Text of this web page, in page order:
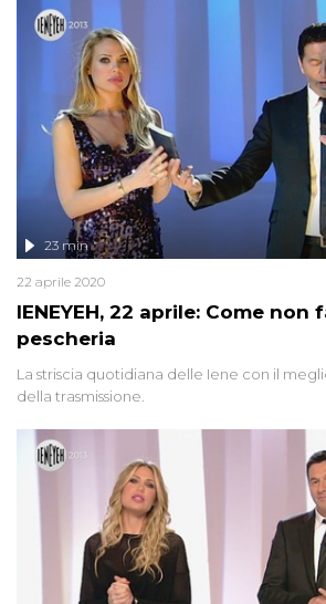
IENEYEH, 22 aprile: Come non
pescheria
23 min
22 aprile 2020
La striscia quotidiana delle Iene con il
della trasmissione.